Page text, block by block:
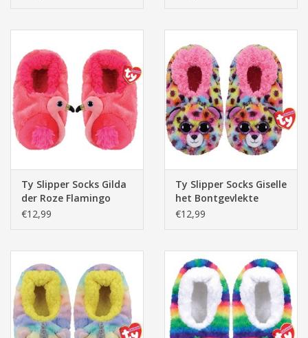
Ty Slipper Socks Gilda
der Roze Flamingo
€12,99
Ty Slipper Socks Giselle
het Bontgevlekte
Luipaard
€12,99